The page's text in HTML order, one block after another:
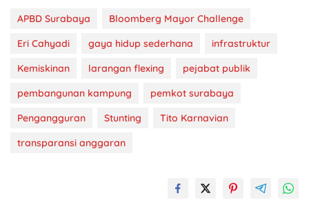
APBD Surabaya
Bloomberg Mayor Challenge
Eri Cahyadi
gaya hidup sederhana
infrastruktur
Kemiskinan
larangan flexing
pejabat publik
pembangunan kampung
pemkot surabaya
Pengangguran
Stunting
Tito Karnavian
transparansi anggaran